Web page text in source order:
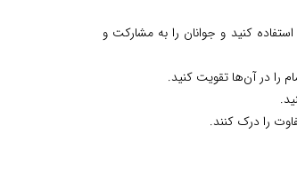
کنید و جوانان را به مشارکت و
را در آن‌ها تقویت کنید.
را درک کنند.